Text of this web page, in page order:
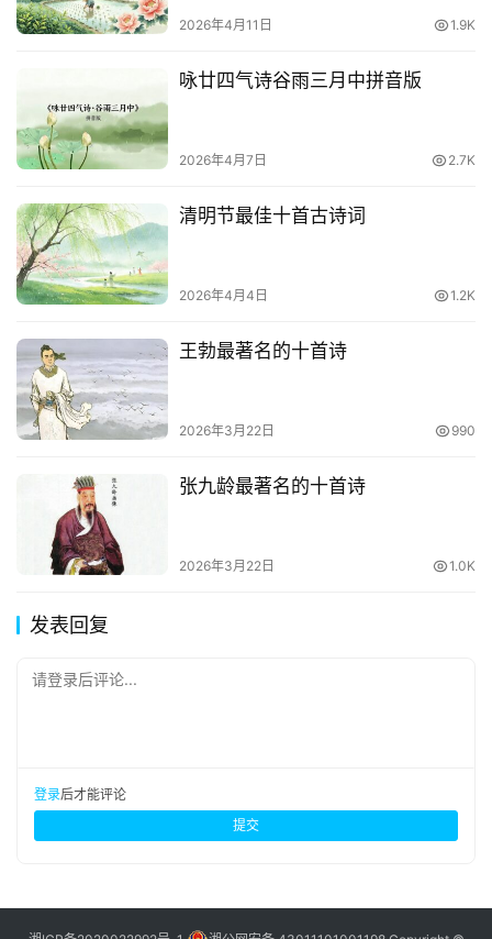
2026年4月11日 1.9K
咏廿四气诗谷雨三月中拼音版
2026年4月7日 2.7K
清明节最佳十首古诗词
2026年4月4日 1.2K
王勃最著名的十首诗
2026年3月22日 990
张九龄最著名的十首诗
2026年3月22日 1.0K
发表回复
请登录后评论...
登录后才能评论
提交